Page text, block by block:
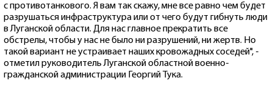
с противотанкового. Я вам так скажу, мне все равно чем будет
разрушаться инфраструктура или от чего будут гибнуть люди
в Луганской области. Для нас главное прекратить все
обстрелы, чтобы у нас не было ни разрушений, ни жертв. Но
такой вариант не устраивает наших кровожадных соседей", -
отметил руководитель Луганской областной военно-
гражданской администрации Георгий Тука.